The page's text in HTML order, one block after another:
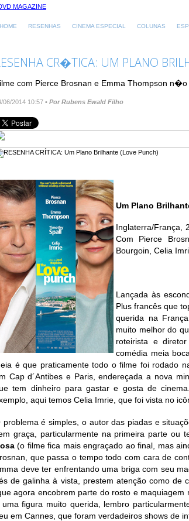
HOME RESENHAS CINEMA ESPECIAL COLUNAS
CR�TICA: UM PLANO
com Pierce Brosnan e Emma Thompson
06/2014 10:57 • Por Rubens Ewald Filho
Um Plano
Inglaterra/França,
Com Pierce
Bourgoin, Celia
Lançada às
Plus francês que
querida na
muito melhor do
roteirista e
comédia meia
é que praticamente todo o filme foi rodado
Cap d´Antibes e Paris, endereçada a nova
tem dinheiro para gastar e gosta de
aqui temos Celia Imrie, que foi vista no
problema é simples, o autor das piadas e
graça, particularmente na primeira parte ou
(o filme fica mais engraçado ao final, mas
que passa o tempo todo com cara de
deve ter enfrentando uma briga com seu
de galinha à vista, prestem atenção como de
agora encobrem parte do rosto e
figura muito querida, lembro
em Cannes, que foram verdadeiros shows de